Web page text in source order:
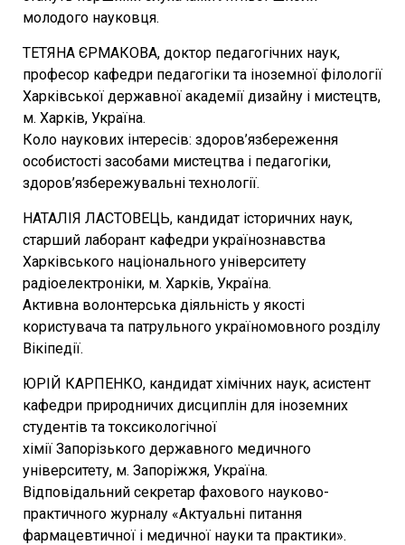
молодого науковця.
ТЕТЯНА ЄРМАКОВА, доктор педагогічних наук,
професор кафедри педагогіки та іноземної філології
Харківської державної академії дизайну і мистецтв,
м. Харків, Україна.
Коло наукових інтересів: здоров’язбереження
особистості засобами мистецтва і педагогіки,
здоров’язбережувальні технології.
НАТАЛІЯ ЛАСТОВЕЦЬ, кандидат історичних наук,
старший лаборант кафедри українознавства
Харківського національного університету
радіоелектроніки, м. Харків, Україна.
Активна волонтерська діяльність у якості
користувача та патрульного україномовного розділу
Вікіпедії.
ЮРІЙ КАРПЕНКО, кандидат хімічних наук, асистент
кафедри природничих дисциплін для іноземних
студентів та токсикологічної
хімії Запорізького державного медичного
університету, м. Запоріжжя, Україна.
Відповідальний секретар фахового науково-
практичного журналу «Актуальні питання
фармацевтичної і медичної науки та практики».